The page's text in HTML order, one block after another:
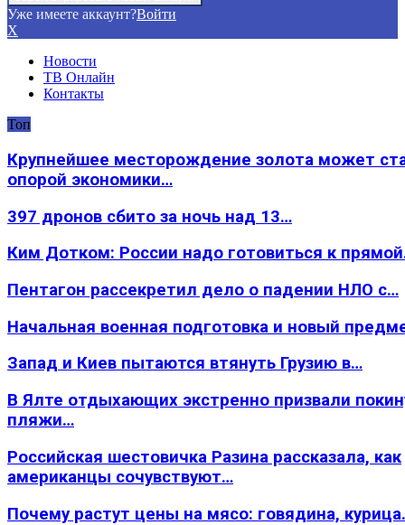
Уже имеете аккаунт?Войти
X
Новости
ТВ Онлайн
Контакты
Топ
Крупнейшее месторождение золота может
опорой экономики…
397 дронов сбито за ночь над 13…
Ким Дотком: России надо готовиться к
Пентагон рассекретил дело о падении НЛО с…
Начальная военная подготовка и новый
Запад и Киев пытаются втянуть Грузию в…
В Ялте отдыхающих экстренно призвали
пляжи…
Российская шестовичка Разина рассказала, как
американцы сочувствуют…
Почему растут цены на мясо: говядина,